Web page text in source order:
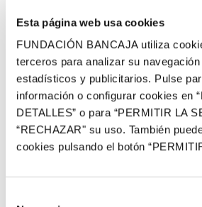
Esta página web usa cookies
FUNDACIÓN BANCAJA utiliza
terceros para analizar su
estadísticos y publicitarios. Pulse
información o configurar cookies en
DETALLES” o para “PERMITIR LA
“RECHAZAR" su uso. También
cookies pulsando el botón
extenso ciclo de actividades decariz
estudio de las transferencias
como eje temático. Del 16 de febrero al 6
estudiantes de la Universidad Politécnica
diferentes ciclos de conferencias en los
otros, el caso de Marruecos, la evolución
Magreb o diversas experiencias de
África. Además, también habrá un ciclo
sobre Algeria o diferentes proyecciones